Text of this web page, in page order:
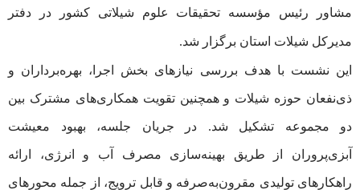
مشاور رئیس مؤسسه تحقیقات علوم شیلاتی کشور در دفتر
مدیرکل شیلات استان برگزار شد.
این نشست با هدف بررسی نیازهای بخش اجرا، بهره‌برداران و
ذی‌نفعان حوزه شیلات و همچنین تقویت همکاری‌های مشترک بین
دو مجموعه تشکیل شد. در جریان جلسه، بهبود معیشت
آبزی‌پروران از طریق بهینه‌سازی مصرف آب و انرژی، ارائه
راهکارهای تولیدی مقرون‌به‌صرفه و قابل ترویج، از جمله محورهای